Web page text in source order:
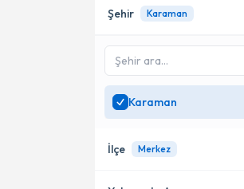
Online danışmanlık sunan
SadeceKaraman
bölgesinde uzman ara
Şehir Karaman
Karaman
İlçe Merkez